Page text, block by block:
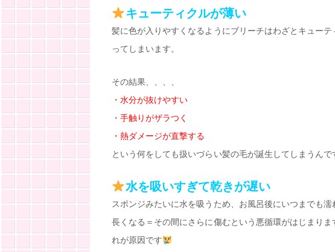
キューティクルが薄い
髪に色が入りやすくなるようにブリーチはわざとキュー
ってしまいます。
その結果、、、、
・水分が抜けやすい
・手触りがザラつく
・熱ダメージが直撃する
という何をしても扱いづらい髪の毛が誕生してしまうんで
水を吸いすぎて乾きが遅い
スポンジみたいに水を吸うため、お風呂後にいつまでも
長くなる＝その間にさらに傷むという悪循環がはじまり
れが原因です